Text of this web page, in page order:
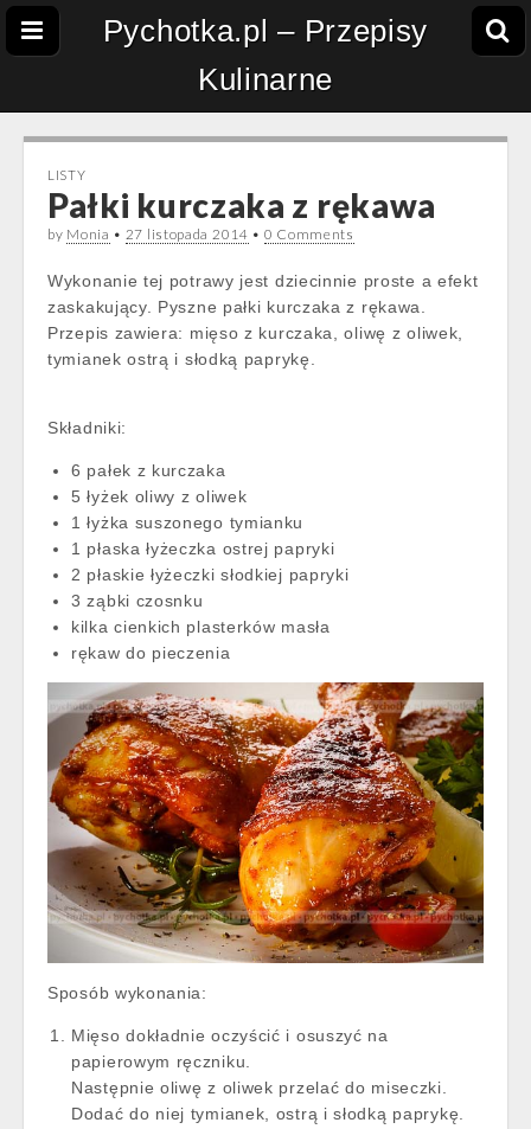
Pychotka.pl – Przepisy
Kulinarne
LISTY
Pałki kurczaka z rękawa
by Monia • 27 listopada 2014 • 0 Comments
Wykonanie tej potrawy jest dziecinnie proste a efekt
zaskakujący. Pyszne pałki kurczaka z rękawa.
Przepis zawiera: mięso z kurczaka, oliwę z oliwek,
tymianek ostrą i słodką paprykę.
Składniki:
6 pałek z kurczaka
5 łyżek oliwy z oliwek
1 łyżka suszonego tymianku
1 płaska łyżeczka ostrej papryki
2 płaskie łyżeczki słodkiej papryki
3 ząbki czosnku
kilka cienkich plasterków masła
rękaw do pieczenia
Sposób wykonania:
Mięso dokładnie oczyścić i osuszyć na
papierowym ręczniku.
Następnie oliwę z oliwek przelać do miseczki.
Dodać do niej tymianek, ostrą i słodką paprykę.